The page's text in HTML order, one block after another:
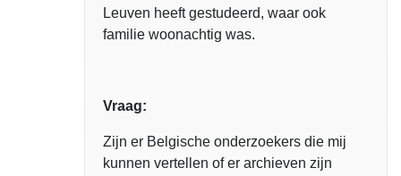
Leuven heeft gestudeerd, waar ook
familie woonachtig was.
Vraag:
Zijn er Belgische onderzoekers die mij
kunnen vertellen of er archieven zijn